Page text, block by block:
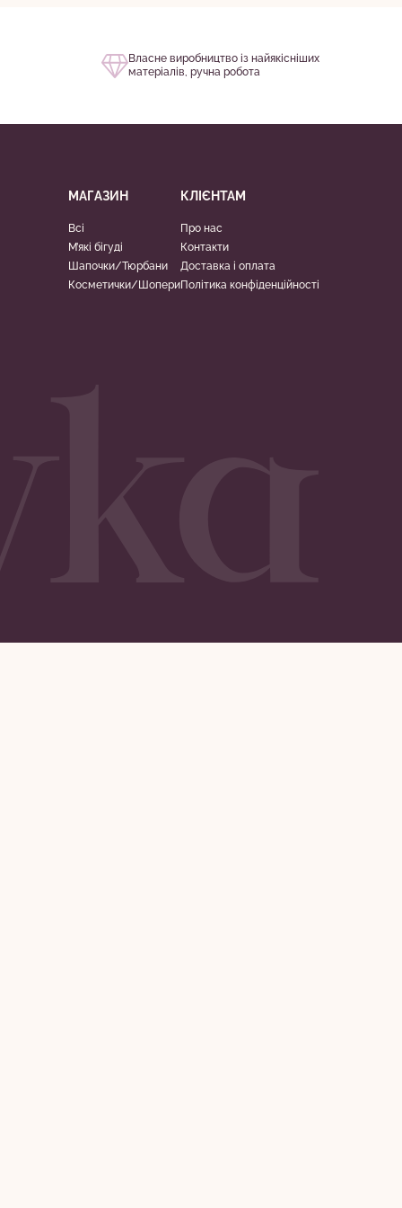
Власне виробництво із найякісніших
матеріалів, ручна робота
МАГАЗИН
Всі
М’які бігуді
Шапочки/Тюрбани
Косметички/Шопери
КЛІЄНТАМ
Про нас
Контакти
Доставка і оплата
Політика конфіденційності